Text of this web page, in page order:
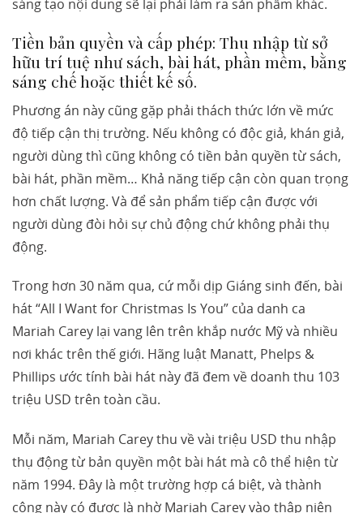
sáng tạo nội dung sẽ lại phải làm ra sản phẩm khác.
Tiền bản quyền và cấp phép: Thu nhập từ sở
hữu trí tuệ như sách, bài hát, phần mềm, bằng
sáng chế hoặc thiết kế số.
Phương án này cũng gặp phải thách thức lớn về mức
độ tiếp cận thị trường. Nếu không có độc giả, khán giả,
người dùng thì cũng không có tiền bản quyền từ sách,
bài hát, phần mềm… Khả năng tiếp cận còn quan trọng
hơn chất lượng. Và để sản phẩm tiếp cận được với
người dùng đòi hỏi sự chủ động chứ không phải thụ
động.
Trong hơn 30 năm qua, cứ mỗi dịp Giáng sinh đến, bài
hát “All I Want for Christmas Is You” của danh ca
Mariah Carey lại vang lên trên khắp nước Mỹ và nhiều
nơi khác trên thế giới. Hãng luật Manatt, Phelps &
Phillips ước tính bài hát này đã đem về doanh thu 103
triệu USD trên toàn cầu.
Mỗi năm, Mariah Carey thu về vài triệu USD thu nhập
thụ động từ bản quyền một bài hát mà cô thể hiện từ
năm 1994. Đây là một trường hợp cá biệt, và thành
công này có được là nhờ Mariah Carey vào thập niên